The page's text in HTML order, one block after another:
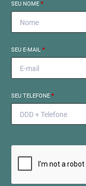
SEU NOME*
SEU E-MAIL*
SEU TELEFONE*